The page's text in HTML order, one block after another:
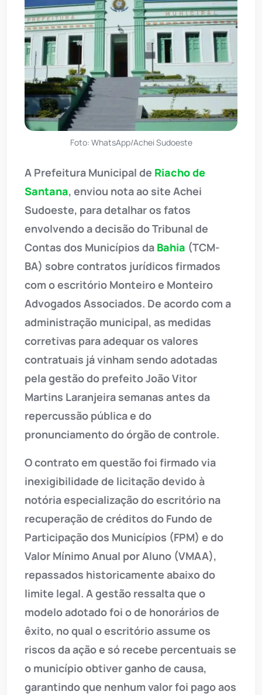
Foto: WhatsApp/Achei Sudoeste
A Prefeitura Municipal de Riacho de
Santana, enviou nota ao site Achei
Sudoeste, para detalhar os fatos
envolvendo a decisão do Tribunal de
Contas dos Municípios da Bahia (TCM-
BA) sobre contratos jurídicos firmados
com o escritório Monteiro e Monteiro
Advogados Associados. De acordo com a
administração municipal, as medidas
corretivas para adequar os valores
contratuais já vinham sendo adotadas
pela gestão do prefeito João Vitor
Martins Laranjeira semanas antes da
repercussão pública e do
pronunciamento do órgão de controle.
O contrato em questão foi firmado via
inexigibilidade de licitação devido à
notória especialização do escritório na
recuperação de créditos do Fundo de
Participação dos Municípios (FPM) e do
Valor Mínimo Anual por Aluno (VMAA),
repassados historicamente abaixo do
limite legal. A gestão ressalta que o
modelo adotado foi o de honorários de
êxito, no qual o escritório assume os
riscos da ação e só recebe percentuais se
o município obtiver ganho de causa,
garantindo que nenhum valor foi pago aos